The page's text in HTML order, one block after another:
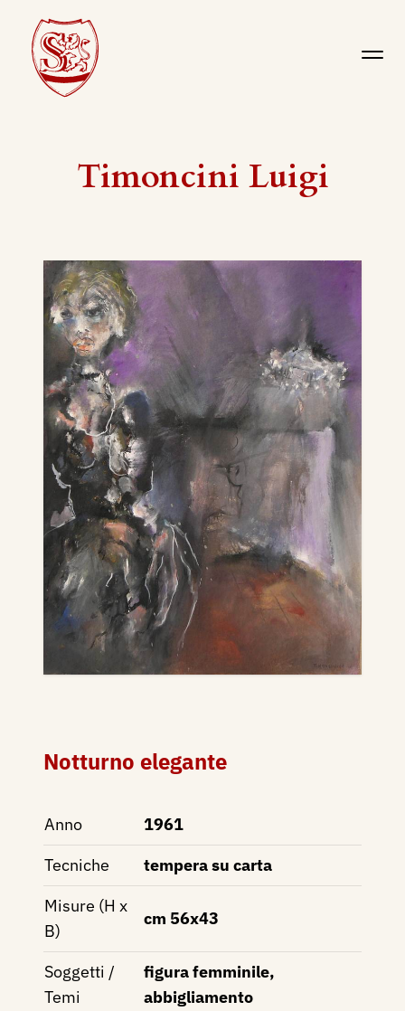
Timoncini Luigi
Notturno elegante
Anno
1961
Tecniche
tempera su carta
Misure (H x
B)
cm 56x43
Soggetti /
Temi
figura femminile,
abbigliamento